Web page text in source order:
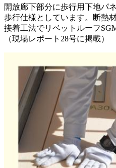
開放廊下部分に歩行用下地パ
歩行仕様としています。断熱
接着工法でリベットルーフ
（現場レポート28号に掲載）